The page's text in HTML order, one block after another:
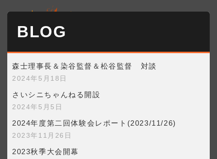
BLOG
森士理事長＆染谷監督＆松谷監督 対談
2024年5月18日
さいシニちゃんねる開設
2024年5月5日
2024年度第二回体験会レポート(2023/11/26)
2023年11月26日
2023秋季大会開幕